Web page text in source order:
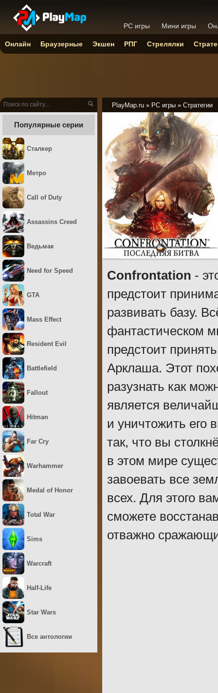
PlayMap.ru » PC игры » Стратегии
Confrontation -
предстоит
развивать базу.
фантастическом
предстоит
Арклаша. Этот
разузнать как
является
и уничтожить его
так, что вы
в этом мире
завоевать все
всех. Для этого
сможете
отважно
Популярные серии
Сталкер
Метро
Call of Duty
Assassins Creed
Ведьмак
Need for Speed
GTA
Mass Effect
Resident Evil
Battlefield
Fallout
Hitman
Far Cry
Warhammer
Medal of Honor
Total War
Sims
Warcraft
Half-Life
Star Wars
Все антологии
PC игры Мини игры
Онлайн Браузерные Экшен РПГ Стрелялки